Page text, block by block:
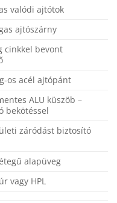
valódi ajtótok
ajtószárny
cinkkel bevont
os acél ajtópánt
ALU küszöb –
bekötéssel
záródást biztosító
alapüveg
vagy HPL